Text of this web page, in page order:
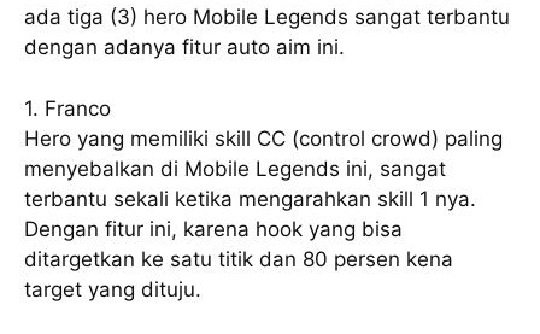
ada tiga (3) hero Mobile Legends sangat terbantu
dengan adanya fitur auto aim ini.
1. Franco
Hero yang memiliki skill CC (control crowd) paling
menyebalkan di Mobile Legends ini, sangat
terbantu sekali ketika mengarahkan skill 1 nya.
Dengan fitur ini, karena hook yang bisa
ditargetkan ke satu titik dan 80 persen kena
target yang dituju.